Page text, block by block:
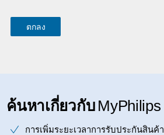
ค้นหาเกี่ยวกับ MyPhilips
การเพิ่มระยะเวลาการรับประกันสินค้า